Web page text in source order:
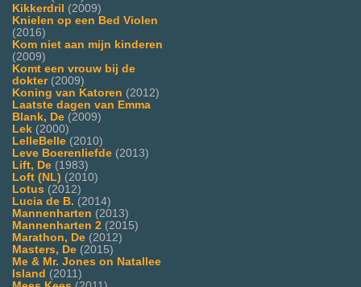
Kikkerdril
(2009)
Knielen op een Bed Violen
(2016)
Kom niet aan mijn kinderen
(2009)
Komt een vrouw bij de
dokter(2009)
Koning van Katoren (2012)
Laatste dagen van Emma
Blank, De (2009)
Lek (2000)
LelleBelle (2010)
Leve Boerenliefde (2013)
Lift, De (1983)
Loft (NL) (2010)
Lotus (2012)
Lucia de B. (2014)
Mannenharten (2013)
Mannenharten 2 (2015)
Marathon, De (2012)
Masters, De (2015)
Me & Mr. Jones on Natallee
Island (2011)